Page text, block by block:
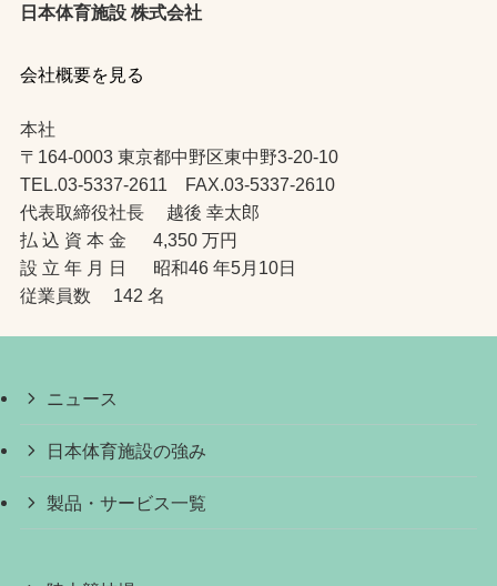
日本体育施設 株式会社
会社概要を見る
本社
〒164-0003 東京都中野区東中野3-20-10
TEL.03-5337-2611 FAX.03-5337-2610
代表取締役社長 越後 幸太郎
払 込 資 本 金 4,350 万円
設 立 年 月 日 昭和46 年5月10日
従業員数 142 名
ニュース
日本体育施設の強み
製品・サービス一覧